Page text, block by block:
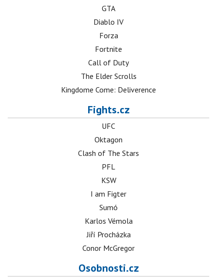
GTA
Diablo IV
Forza
Fortnite
Call of Duty
The Elder Scrolls
Kingdome Come: Deliverence
Fights.cz
UFC
Oktagon
Clash of The Stars
PFL
KSW
I am Figter
Sumó
Karlos Vémola
Jiří Procházka
Conor McGregor
Osobnosti.cz